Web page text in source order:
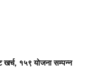
खर्च, १५९ योजना सम्पन्न